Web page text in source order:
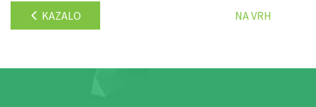
KAZALO NA VRH